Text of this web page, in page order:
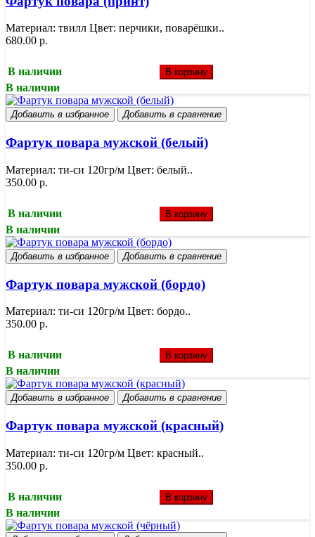
Материал: твилл Цвет: перчики, поварёшки..
680.00 р.
В наличии В корзину
В наличии
Добавить в избранное Добавить в сравнение
Фартук повара мужской (белый)
Материал: ти-си 120гр/м Цвет: белый..
350.00 р.
В наличии В корзину
В наличии
Добавить в избранное Добавить в сравнение
Фартук повара мужской (бордо)
Материал: ти-си 120гр/м Цвет: бордо..
350.00 р.
В наличии В корзину
В наличии
Добавить в избранное Добавить в сравнение
Фартук повара мужской (красный)
Материал: ти-си 120гр/м Цвет: красный..
350.00 р.
В наличии В корзину
В наличии